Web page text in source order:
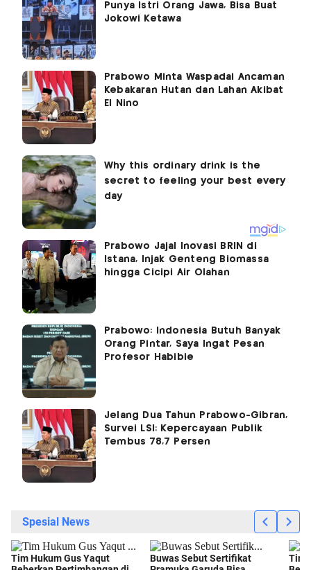
Punya Istri Orang Jawa, Bisa Buat
Jokowi Ketawa
Prabowo Minta Waspadai Ancaman
Kebakaran Hutan dan Lahan Akibat
El Nino
Prabowo Jajal Inovasi BRIN di
Istana, Injak Genteng Biomassa
hingga Cicipi Air Olahan
Prabowo: Indonesia Butuh Banyak
Orang Pintar, Saya Ingat Pesan
Profesor Habibie
Jelang Dua Tahun Prabowo-Gibran,
Survei LSI: Kepercayaan Publik
Tembus 78,7 Persen